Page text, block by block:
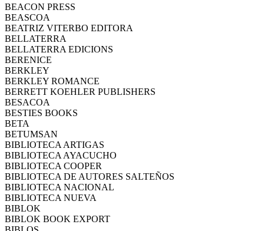
BEACON PRESS
BEASCOA
BEATRIZ VITERBO EDITORA
BELLATERRA
BELLATERRA EDICIONS
BERENICE
BERKLEY
BERKLEY ROMANCE
BERRETT KOEHLER PUBLISHERS
BESACOA
BESTIES BOOKS
BETA
BETUMSAN
BIBLIOTECA ARTIGAS
BIBLIOTECA AYACUCHO
BIBLIOTECA COOPER
BIBLIOTECA DE AUTORES SALTEÑOS
BIBLIOTECA NACIONAL
BIBLIOTECA NUEVA
BIBLOK
BIBLOK BOOK EXPORT